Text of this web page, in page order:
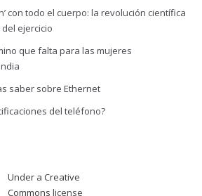
con todo el cuerpo: la revolución científica
ejercicio
que falta para las mujeres
saber sobre Ethernet
del teléfono?
Under a Creative
Commons license